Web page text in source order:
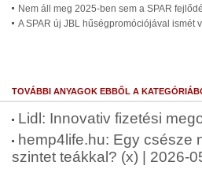
Nem áll meg 2025-ben sem a SPAR
A SPAR új JBL hűségpromóciójával ismét
TOVÁBBI ANYAGOK EBBŐL A
Lidl: Innovativ fizetési
hemp4life.hu: Egy csésze
szintet teákkal? (x) | 2026-